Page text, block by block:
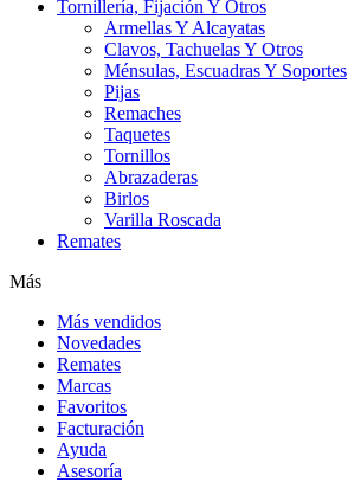
Tornillería, Fijación Y Otros
Armellas Y Alcayatas
Clavos, Tachuelas Y Otros
Ménsulas, Escuadras Y Soportes
Pijas
Remaches
Taquetes
Tornillos
Abrazaderas
Birlos
Varilla Roscada
Remates
Más
Más vendidos
Novedades
Remates
Marcas
Favoritos
Facturación
Ayuda
Asesoría